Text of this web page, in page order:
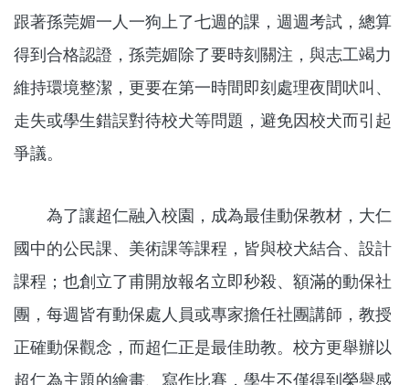
跟著孫莞媚一人一狗上了七週的課，週週考試，總算
得到合格認證，孫莞媚除了要時刻關注，與志工竭力
維持環境整潔，更要在第一時間即刻處理夜間吠叫、
走失或學生錯誤對待校犬等問題，避免因校犬而引起
爭議。
為了讓超仁融入校園，成為最佳動保教材，大仁
國中的公民課、美術課等課程，皆與校犬結合、設計
課程；也創立了甫開放報名立即秒殺、額滿的動保社
團，每週皆有動保處人員或專家擔任社團講師，教授
正確動保觀念，而超仁正是最佳助教。校方更舉辦以
超仁為主題的繪畫、寫作比賽，學生不僅得到榮譽感